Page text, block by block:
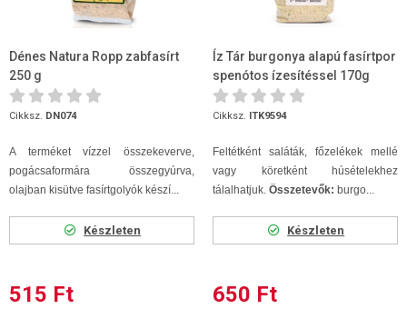
Dénes Natura Ropp zabfasírt
250 g
Cikksz. DN074
A terméket vízzel összekeverve,
pogácsaformára összegyúrva,
olajban kisütve fasírtgolyók készí...
Készleten
515 Ft
Íz Tár burgonya alapú fasírtpor
spenótos ízesítéssel 170g
Cikksz. ITK9594
Feltétként saláták, főzelékek mellé
vagy köretként húsételekhez
tálalhatjuk. Összetevők: burgo...
Készleten
650 Ft